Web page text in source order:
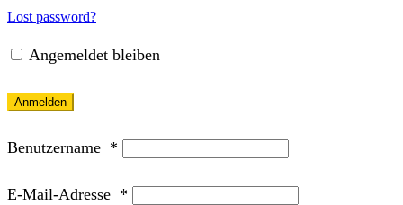
Lost password?
Angemeldet bleiben
Anmelden
Benutzername *
E-Mail-Adresse *